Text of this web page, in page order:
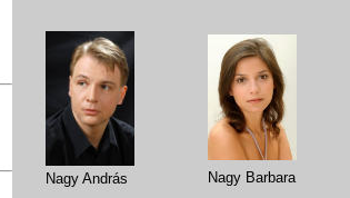
Nagy András Nagy Barbara